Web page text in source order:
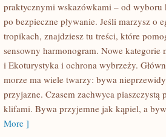
praktycznymi wskazówkami – od wyboru
po bezpieczne pływanie. Jeśli marzysz o
tropikach, znajdziesz tu treści, które
sensowny harmonogram. Nowe kategorie
i Ekoturystyka i ochrona wybrzeży.
morze ma wiele twarzy: bywa
przyjazne. Czasem zachwyca piaszczystą
klifami. Bywa przyjemne jak kąpiel, a
More ]